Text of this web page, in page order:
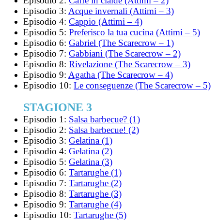
Episodio 3: Acque invernali (Attimi – 3)
Episodio 4: Cappio (Attimi – 4)
Episodio 5: Preferisco la tua cucina (Attimi – 5)
Episodio 6: Gabriel (The Scarecrow – 1)
Episodio 7: Gabbiani (The Scarecrow – 2)
Episodio 8: Rivelazione (The Scarecrow – 3)
Episodio 9: Agatha (The Scarecrow – 4)
Episodio 10: Le conseguenze (The Scarecrow – 5)
STAGIONE 3
Episodio 1: Salsa barbecue? (1)
Episodio 2: Salsa barbecue! (2)
Episodio 3: Gelatina (1)
Episodio 4: Gelatina (2)
Episodio 5: Gelatina (3)
Episodio 6: Tartarughe (1)
Episodio 7: Tartarughe (2)
Episodio 8: Tartarughe (3)
Episodio 9: Tartarughe (4)
Episodio 10: Tartarughe (5)